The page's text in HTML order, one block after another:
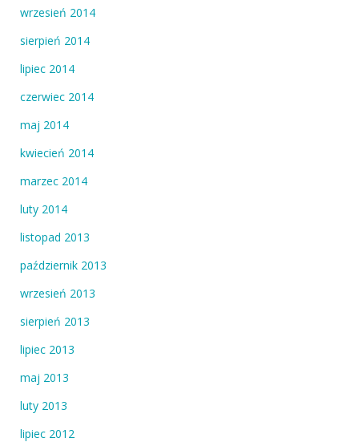
wrzesień 2014
sierpień 2014
lipiec 2014
czerwiec 2014
maj 2014
kwiecień 2014
marzec 2014
luty 2014
listopad 2013
październik 2013
wrzesień 2013
sierpień 2013
lipiec 2013
maj 2013
luty 2013
lipiec 2012